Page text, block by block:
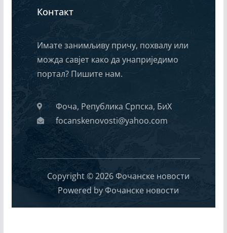
Контакт
Имате занимљиву причу, похвалу или
можда савјет како да унаприједимо
портал? Пишите нам.
Фоча, Република Српска, БиХ
focanskenovosti@yahoo.com
Copyright © 2026 Фочанске новости
Powered by Фочанске новости